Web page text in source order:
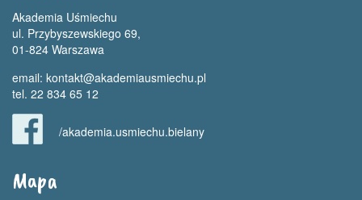
Akademia Uśmiechu
ul. Przybyszewskiego 69,
01-824 Warszawa
email: kontakt@akademiausmiechu.pl
tel. 22 834 65 12
/akademia.usmiechu.bielany
Mapa